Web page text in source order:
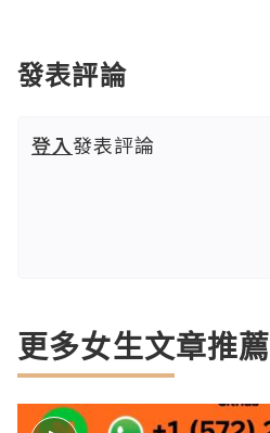
發表評論
登入發表評論
更多女生文章推薦